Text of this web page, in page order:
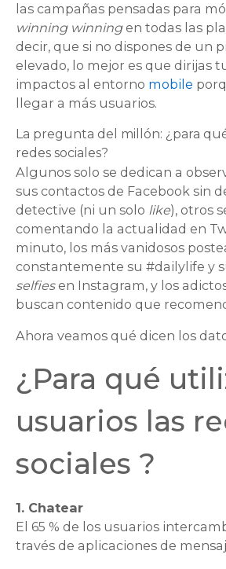
las campañas pensadas para
winning winningen todas las
decir, que si no dispones de un
elevado, lo mejor es que dirijas
impactos al entorno mobile
llegar a más usuarios.
La pregunta del millón: ¿para
redes sociales?
Algunos solo se dedican a
sus contactos de Facebook sin
detective (ni un solo like), otros
comentando la actualidad en
minuto, los más vanidosos
constantemente su #dailylife y
selfiesen Instagram, y los
buscan contenido que
Ahora veamos qué dicen los
¿Para qué
usuarios las
sociales ?
1. Chatear
El 65 % de los usuarios
través de aplicaciones de